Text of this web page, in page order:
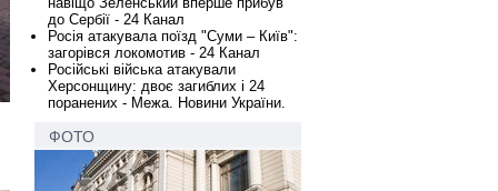
до Сербії - 24 Канал
Росія атакувала поїзд "Суми – Київ":
загорівся локомотив - 24 Канал
Російські війська атакували
Херсонщину: двоє загиблих і 24
поранених - Межа. Новини України.
ФОТО